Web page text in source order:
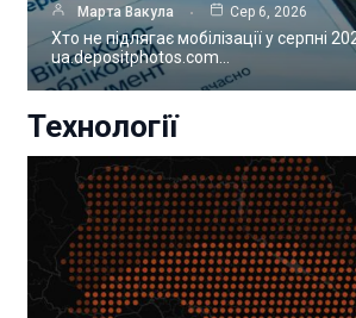
Марта Вакула Сер 6, 2026
Хто не підлягає мобілізації у серпні
ua.depositphotos.com…
Технології